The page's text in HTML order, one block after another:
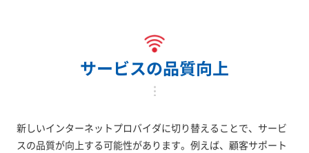
サービスの品質向上
新しいインターネットプロバイダに切り替えることで、サービ
スの品質が向上する可能性があります。例えば、顧客サポート